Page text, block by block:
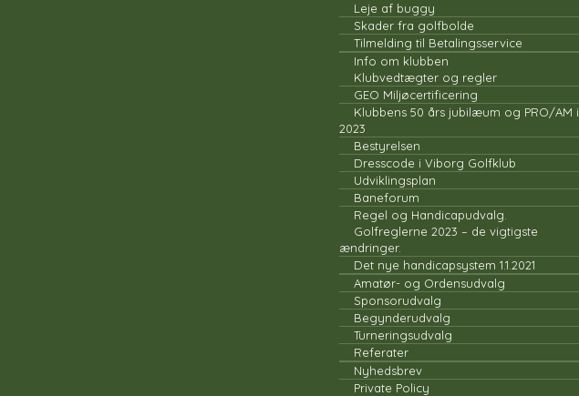
Leje af buggy
Skader fra golfbolde
Tilmelding til Betalingsservice
Info om klubben
Klubvedtægter og regler
GEO Miljøcertificering
Klubbens 50 års jubilæum og PRO/AM i
2023
Bestyrelsen
Dresscode i Viborg Golfklub
Udviklingsplan
Baneforum
Regel og Handicapudvalg.
Golfreglerne 2023 – de vigtigste
ændringer.
Det nye handicapsystem 1.1.2021
Amatør- og Ordensudvalg
Sponsorudvalg
Begynderudvalg
Turneringsudvalg
Referater
Nyhedsbrev
Private Policy